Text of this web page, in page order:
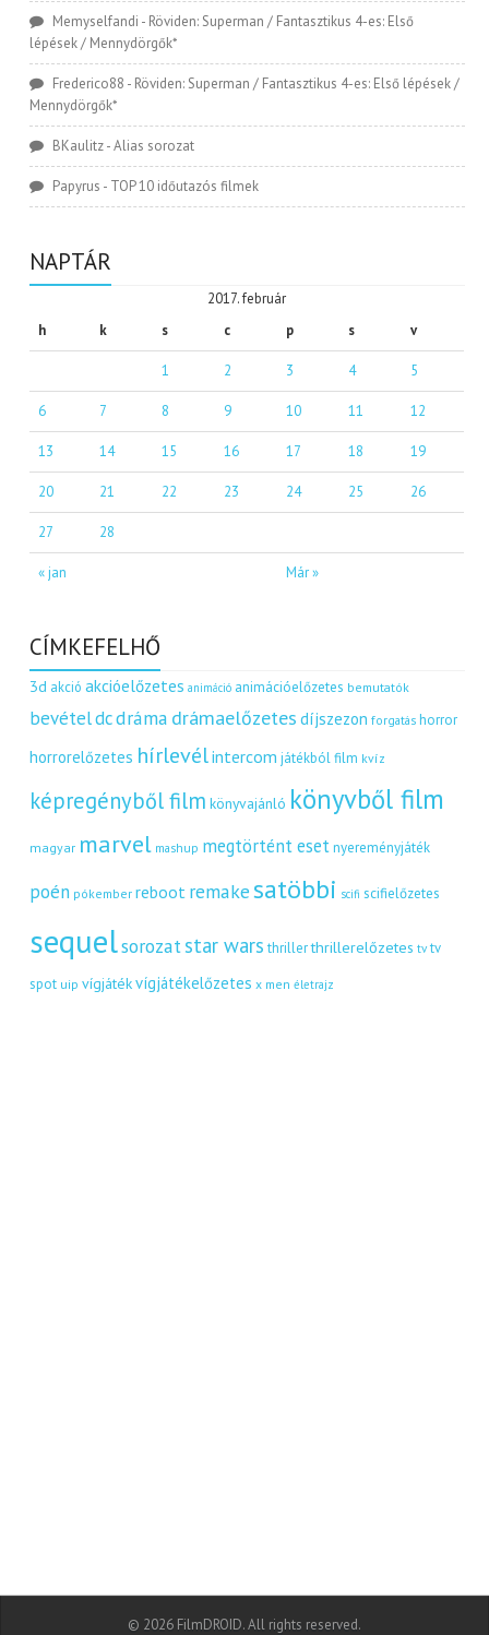
Memyselfandi - Röviden: Superman / Fantasztikus 4-es: Első
lépések / Mennydörgők*
Frederico88 - Röviden: Superman / Fantasztikus 4-es: Első lépések /
Mennydörgők*
BKaulitz-Alias sorozat
Papyrus - TOP 10 időutazós filmek
NAPTÁR
2017. február
h
k s c p s v
« jan Már »
1 2 3 4 5
6 7 8 9 10 11 12
13 14 15 16 17 18 19
20 21 22 23 24 25 26
27 28
CÍMKEFELHŐ
3d akció akcióelőzetes animáció animációelőzetes bemutatók
bevételdcdráma drámaelőzetes díjszezon forgatás horror
horrorelőzetes hírlevélintercom játékból film kvíz
képregényből film könyvajánló könyvből film
magyar marvel mashup megtörtént eset nyereményjáték
poén pókember reboot remakesatöbbi scifi scifielőzetes
sequelsorozat star wars thriller thrillerelőzetes tv tv
spot uip vígjátékvígjátékelőzetes x men életrajz
© 2026 FilmDROID. All rights reserved.